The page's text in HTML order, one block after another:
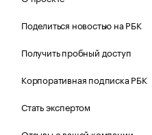
Поделиться новостью на РБК
Получить пробный доступ
Корпоративная подписка РБК
Стать экспертом